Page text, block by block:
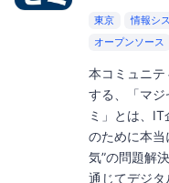
東京 情報シ
オープンソース
本コミュニテ
する、「マ
ミ」とは、
のために本当
気”の問題解
通じてデジ